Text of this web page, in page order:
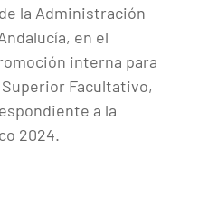
la Administración
en el
interna para
Facultativo,
a la
2024.